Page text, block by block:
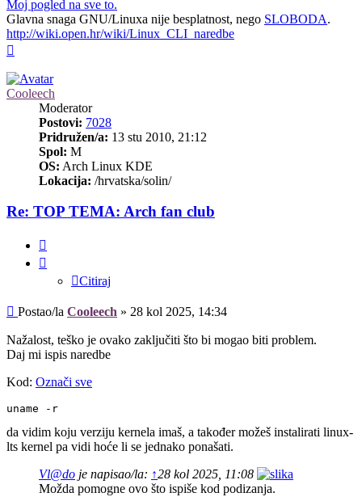
Moj pogled na sve to.
Glavna snaga GNU/Linuxa nije besplatnost, nego SLOBODA.
http://wiki.open.hr/wiki/Linux_CLI_naredbe
Cooleech
Moderator
Postovi: 7028
Pridružen/a: 13 stu 2010, 21:12
Spol: M
OS: Arch Linux KDE
Lokacija: /hrvatska/solin/
Re: TOP TEMA: Arch fan club
Citiraj
Post
Postao/la Cooleech » 28 kol 2025, 14:34
Nažalost, teško je ovako zaključiti što bi mogao biti problem.
Daj mi ispis naredbe
Kod: Označi sve
uname -r
da vidim koju verziju kernela imaš, a također možeš instalirati linux-
lts kernel pa vidi hoće li se jednako ponašati.
Vl@do je napisao/la: ↑28 kol 2025, 11:08
Možda pomogne ovo što ispiše kod podizanja.